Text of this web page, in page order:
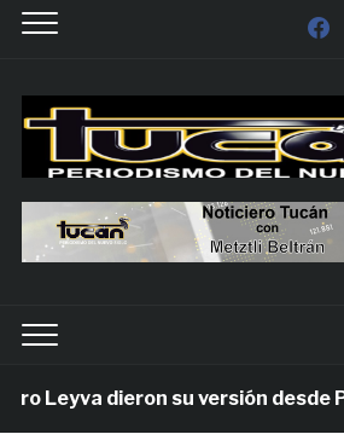
dieron su versión desde